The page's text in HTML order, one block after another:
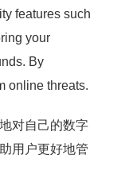
features such
your
By
online threats.
对自己的数字
用户更好地管